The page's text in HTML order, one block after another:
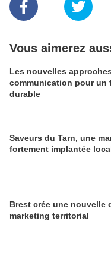
Vous aimerez
Les nouvelles
communication pour un
durable
Saveurs du Tarn, une
fortement implantée
Brest crée une nouvelle
marketing territorial